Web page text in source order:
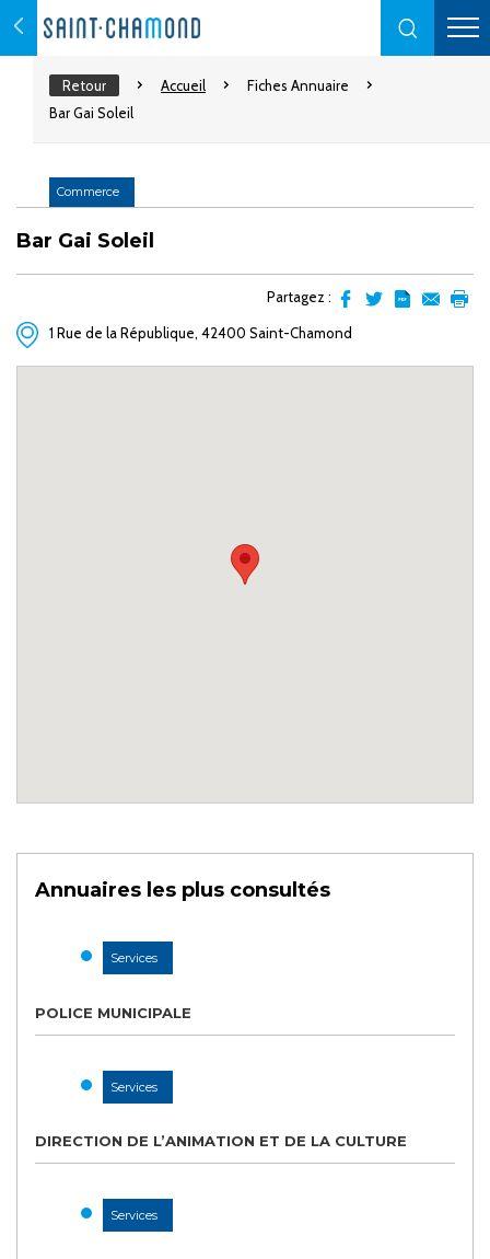
Retour Accueil
Fiches Annuaire
Bar Gai Soleil
Commerce
Bar Gai Soleil
Partagez :
sur
1 Rue de la République, 42400 Saint-Chamond
Annuaires les plus consultés
Services
POLICE MUNICIPALE
Services
DIRECTION DE L’ANIMATION ET DE LA CULTURE
Services